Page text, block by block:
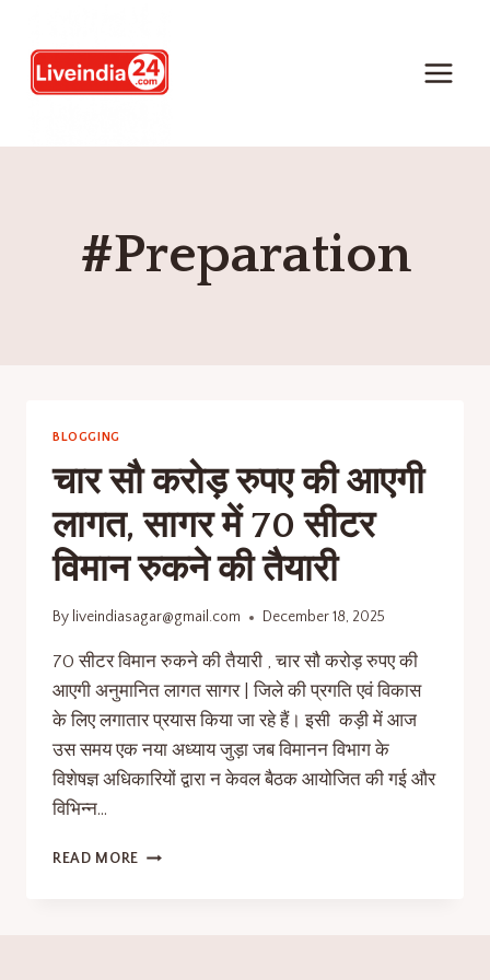
#Preparation
BLOGGING
चार सौ करोड़ रुपए की आएगी
लागत, सागर में 70 सीटर
विमान रुकने की तैयारी
By liveindiasagar@gmail.com December 18, 2025
70 सीटर विमान रुकने की तैयारी , चार सौ करोड़ रुपए की
आएगी अनुमानित लागत सागर | जिले की प्रगति एवं विकास
के लिए लगातार प्रयास किया जा रहे हैं। इसी कड़ी में आज
उस समय एक नया अध्याय जुड़ा जब विमानन विभाग के
विशेषज्ञ अधिकारियों द्वारा न केवल बैठक आयोजित की गई और
विभिन्न…
READ MORE